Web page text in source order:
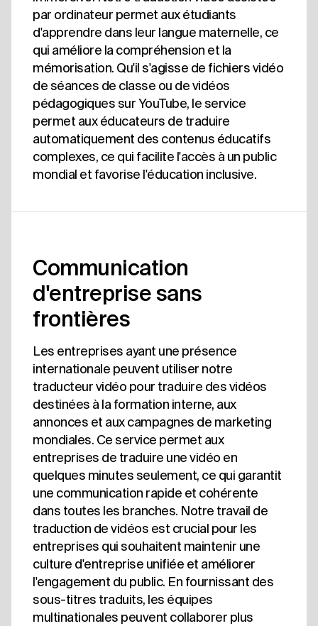
par ordinateur permet aux étudiants
d'apprendre dans leur langue maternelle, ce
qui améliore la compréhension et la
mémorisation. Qu'il s'agisse de fichiers vidéo
de séances de classe ou de vidéos
pédagogiques sur YouTube, le service
permet aux éducateurs de traduire
automatiquement des contenus éducatifs
complexes, ce qui facilite l'accès à un public
mondial et favorise l'éducation inclusive.
Communication
d'entreprise sans
frontières
Les entreprises ayant une présence
internationale peuvent utiliser notre
traducteur vidéo pour traduire des vidéos
destinées à la formation interne, aux
annonces et aux campagnes de marketing
mondiales. Ce service permet aux
entreprises de traduire une vidéo en
quelques minutes seulement, ce qui garantit
une communication rapide et cohérente
dans toutes les branches. Notre travail de
traduction de vidéos est crucial pour les
entreprises qui souhaitent maintenir une
culture d'entreprise unifiée et améliorer
l'engagement du public. En fournissant des
sous-titres traduits, les équipes
multinationales peuvent collaborer plus